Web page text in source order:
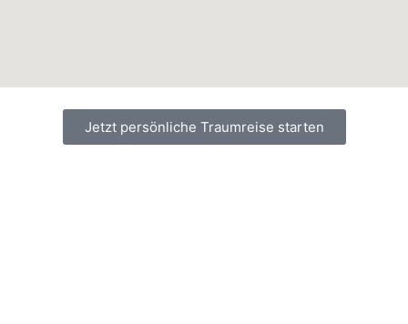
Jetzt persönliche Traumreise starten